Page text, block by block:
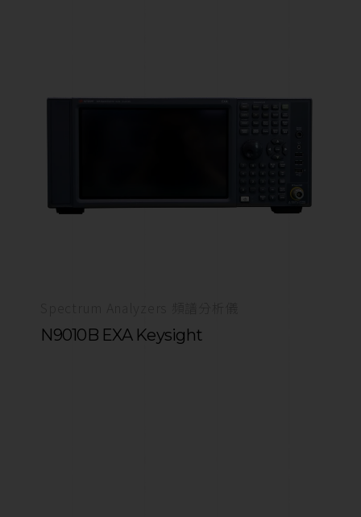
N9010B EXA Keysight